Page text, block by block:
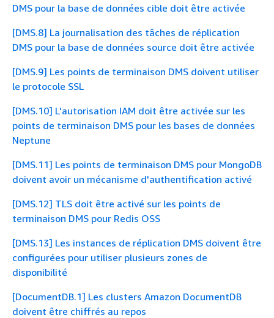
DMS pour la base de données cible doit être activée
[DMS.8] La journalisation des tâches de réplication
DMS pour la base de données source doit être activée
[DMS.9] Les points de terminaison DMS doivent utiliser
le protocole SSL
[DMS.10] L'autorisation IAM doit être activée sur les
points de terminaison DMS pour les bases de données
Neptune
[DMS.11] Les points de terminaison DMS pour MongoDB
doivent avoir un mécanisme d'authentification activé
[DMS.12] TLS doit être activé sur les points de
terminaison DMS pour Redis OSS
[DMS.13] Les instances de réplication DMS doivent être
configurées pour utiliser plusieurs zones de
disponibilité
[DocumentDB.1] Les clusters Amazon DocumentDB
doivent être chiffrés au repos